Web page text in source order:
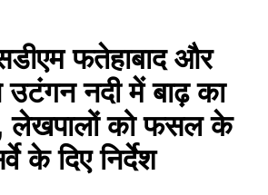
फतेहाबाद और
उटंगन नदी में बाढ़ का
लेखपालों को फसल के
के दिए निर्देश